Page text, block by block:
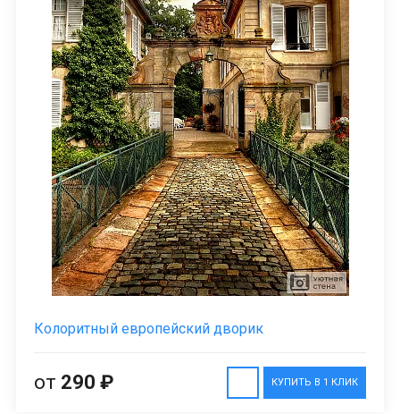
Колоритный европейский дворик
КУПИТЬ В 1 КЛИК
от 290 ₽